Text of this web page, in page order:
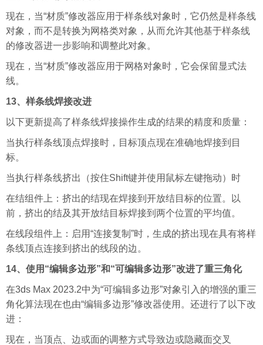
现在，当“材质”修改器应用于样条线对象时，它仍然是样条线
对象，而不是转换为网格类对象，从而允许其他基于样条线
的修改器进一步影响和调整此对象。
现在，当“材质”修改器应用于网格对象时，它会保留显式法
线。
13、样条线焊接改进
以下更新提高了样条线焊接操作生成的结果的精度和质量：
当执行样条线顶点焊接时，目标顶点现在准确地焊接到目
标。
当执行样条线挤出（按住Shift键并使用鼠标左键拖动）时
在结组件上：挤出的结现在焊接到开放结目标的位置。以
前，挤出的结及其开放结目标焊接到两个位置的平均值。
在线段组件上：启用“连接复制”时，生成的挤出现在具有将样
条线顶点连接到挤出的线段的边。
14、使用“编辑多边形”和“可编辑多边形”改进了重三角化
在3ds Max 2023.2中为“可编辑多边形”对象引入的增强的重三
角化算法现在也由“编辑多边形”修改器使用。还进行了以下改
进：
现在，当顶点、边或面的调整方式导致边或隐藏面交叉